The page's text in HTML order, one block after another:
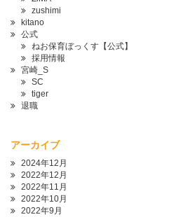
zushimi
kitano
公式
ねお保育ぼっくす【公式】
採用情報
宮崎_S
SC
tiger
退職
アーカイブ
2024年12月
2022年12月
2022年11月
2022年10月
2022年9月